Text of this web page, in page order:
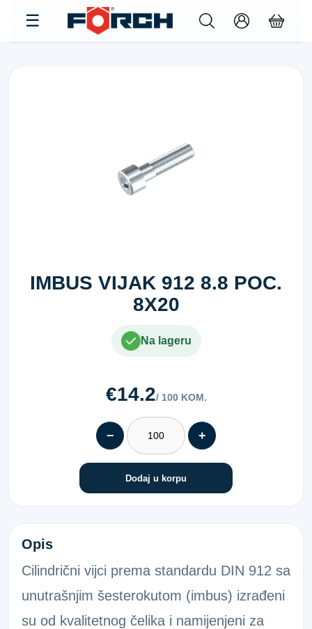
IMBUS VIJAK 912 8.8 POC.
8X20
Na lageru
€14.2/ 100 KOM.
− +
Dodaj u korpu
IMBUS VIJAK 912 8.8 POC. 8X20
Opis
Cilindrični vijci prema standardu DIN 912 sa
unutrašnjim šesterokutom (imbus) izrađeni
su od kvalitetnog čelika i namijenjeni za